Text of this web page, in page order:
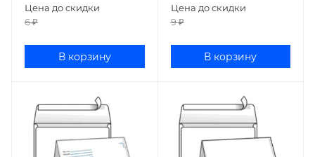
Цена до скидки
6₽
В корзину
Цена до скидки
9₽
В корзину